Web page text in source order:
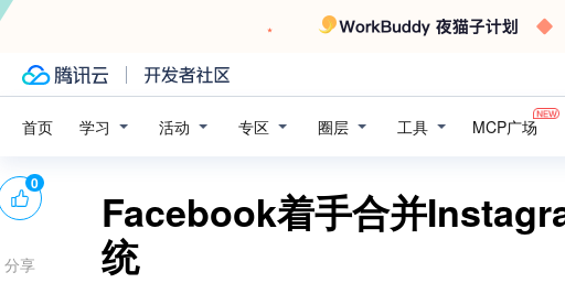
首页 学习 活动 专区 圈层 工具 MCP广场
Facebook着手合并
统
0
分享